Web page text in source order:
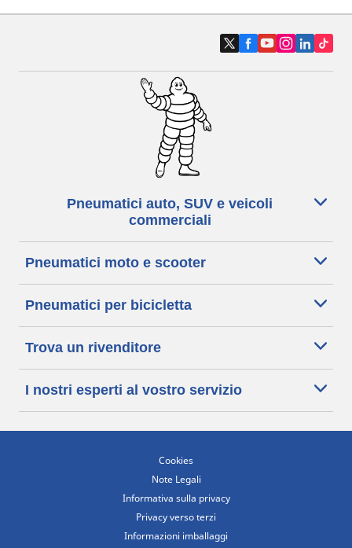
Pneumatici auto, SUV e veicoli
commerciali
Pneumatici moto e scooter
Pneumatici per bicicletta
Trova un rivenditore
I nostri esperti al vostro servizio
Cookies
Note Legali
Informativa sulla privacy
Privacy verso terzi
Informazioni imballaggi